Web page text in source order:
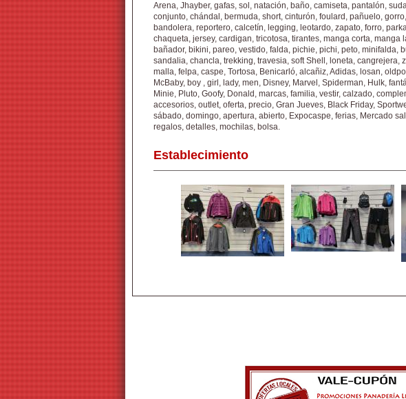
Arena, Jhayber, gafas, sol, natación, baño, camiseta, pantalón,
conjunto, chándal, bermuda, short, cinturón, foulard, pañuelo,
bandolera, reportero, calcetín, legging, leotardo, zapato, forro,
chaqueta, jersey, cardigan, tricotosa, tirantes, manga corta, manga
bañador, bikini, pareo, vestido, falda, pichie, pichi, peto, minifalda,
sandalia, chancla, trekking, travesia, soft Shell, loneta, cangrejera,
malla, felpa, caspe, Tortosa, Benicarló, alcañiz, Adidas, losan,
McBaby, boy , girl, lady, men, Disney, Marvel, Spiderman, Hulk,
Minie, Pluto, Goofy, Donald, marcas, familia, vestir, calzado,
accesorios, outlet, oferta, precio, Gran Jueves, Black Friday,
sábado, domingo, apertura, abierto, Expocaspe, ferias, Mercado
regalos, detalles, mochilas, bolsa.
Establecimiento